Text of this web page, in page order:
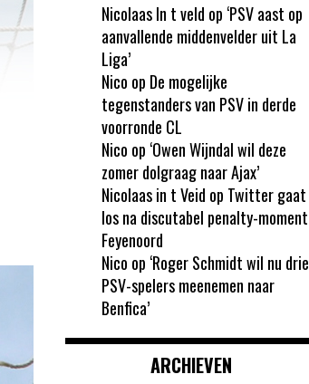
Nicolaas In t veld op ‘PSV aast op
aanvallende middenvelder uit La
Liga’
Nico op De mogelijke
tegenstanders van PSV in derde
voorronde CL
Nico op ‘Owen Wijndal wil deze
zomer dolgraag naar Ajax’
Nicolaas in t Veid op Twitter gaat
los na discutabel penalty-moment
Feyenoord
Nico op ‘Roger Schmidt wil nu drie
PSV-spelers meenemen naar
Benfica’
ARCHIEVEN